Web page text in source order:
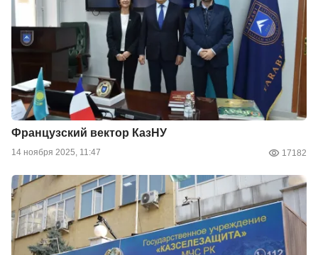
Французский вектор КазНУ
14 ноября 2025, 11:47 17182